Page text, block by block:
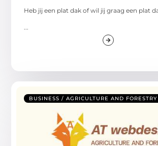
Heb jij een plat dak of wil jij graag een plat
BUSINESS / AGRICULTURE AND FORESTRY